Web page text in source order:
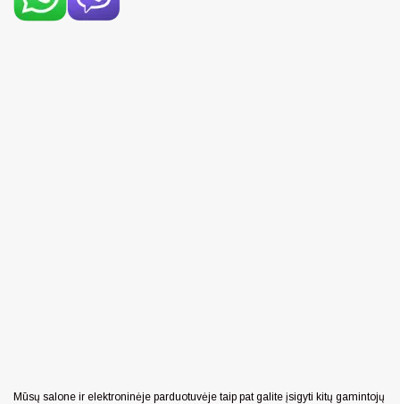
Mūsų salone ir elektroninėje parduotuvėje taip pat galite įsigyti kitų gamintojų